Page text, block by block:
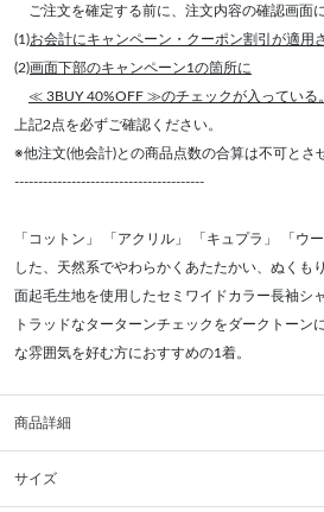
ご注文を確定する前に、注文内容の確認画面
(1)お会計にキャンペーン・クーポン割引が適用
(2)画面下部のキャンペーン1の箇所に
≪ 3BUY 40%OFF ≫のチェックが入っている。
上記2点を必ずご確認ください。
※他注文(他会計)との商品点数の合算は不可とさ
----------------------------------------
「コットン」 「アクリル」 「キュプラ」 「ウ
した、天然系でやわらかくあたたかい、ぬくも
面起毛生地を使用したセミワイドカラー長袖シャ
トラッドなターターンチェックをダークトーン
な雰囲気を好む方におすすめの1着。
商品詳細
サイズ